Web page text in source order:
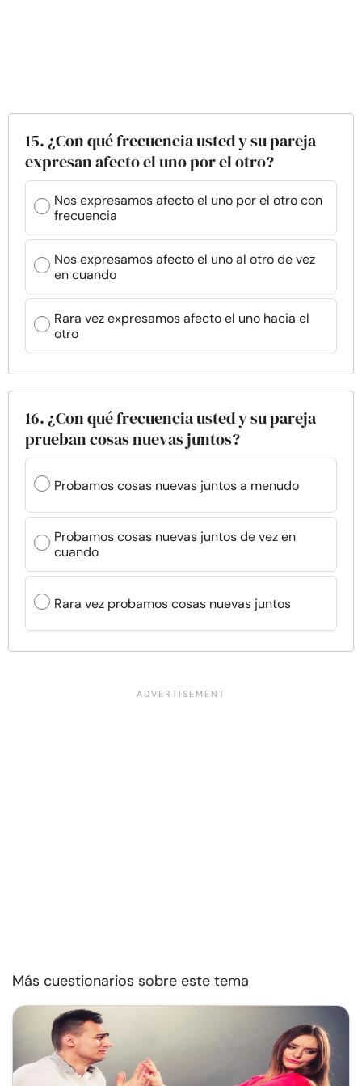
15. ¿Con qué frecuencia usted y su pareja
expresan afecto el uno por el otro?
Nos expresamos afecto el uno por el otro con
frecuencia
Nos expresamos afecto el uno al otro de vez
en cuando
Rara vez expresamos afecto el uno hacia el
otro
16. ¿Con qué frecuencia usted y su pareja
prueban cosas nuevas juntos?
Probamos cosas nuevas juntos a menudo
Probamos cosas nuevas juntos de vez en
cuando
Rara vez probamos cosas nuevas juntos
Más cuestionarios sobre este tema